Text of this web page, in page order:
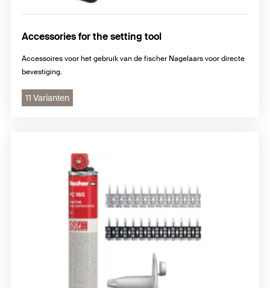
Accessories for the setting tool
Accessoires voor het gebruik van de fischer Nagelaars voor directe
bevestiging.
11 Varianten